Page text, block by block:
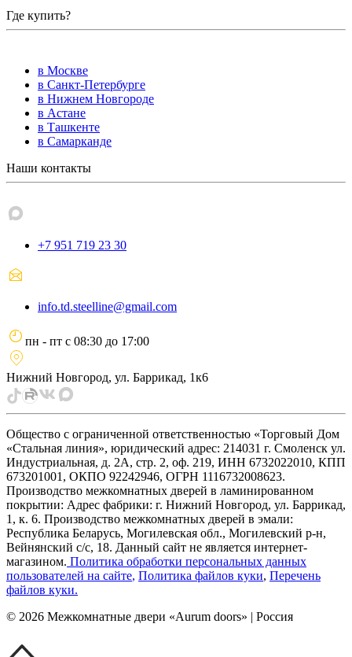
Где купить?
в Москве
в Санкт-Петербурге
в Нижнем Новгороде
в Астане
в Ташкенте
в Самарканде
Наши контакты
+7 951 719 23 30
info.td.steelline@gmail.com
пн - пт с 08:30 до 17:00
Нижний Новгород, ул. Баррикад, 1к6
Общество с ограниченной ответственностью «Торговый Дом
«Стальная линия», юридический адрес: 214031 г. Смоленск ул.
Индустриальная, д. 2А, стр. 2, оф. 219, ИНН 6732022010, КПП
673201001, ОКПО 92242946, ОГРН 1116732008623.
Производство межкомнатных дверей в ламинированном
покрытии: Адрес фабрики: г. Нижний Новгород, ул. Баррикад,
1, к. 6. Производство межкомнатных дверей в эмали:
Республика Беларусь, Могилевская обл., Могилевский р-н,
Вейнянский с/с, 18. Данный сайт не является интернет-
магазином. Политика обработки персональных данных
пользователей на сайте, Политика файлов куки, Перечень
файлов куки.
© 2026 Межкомнатные двери «Aurum doors» | Россия